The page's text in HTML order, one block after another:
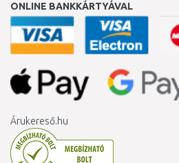
ONLINE BANKKÁRTYÁVAL
Árukereső.hu